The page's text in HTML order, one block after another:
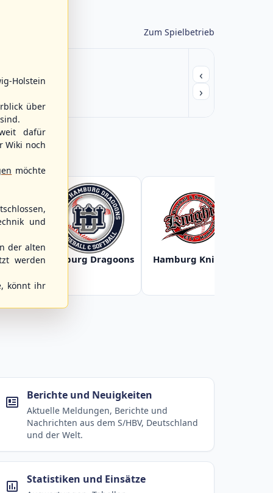
Zum Spielbetrieb
‹
›
Hamburg Dragoons Hamburg Knights
Berichte und Neuigkeiten
Aktuelle Meldungen, Berichte und
Nachrichten aus dem S/HBV, Deutschland
und der Welt.
Statistiken und Einsätze
Holstein
über
dafür
Wiki noch
möchte
und
der alten
werden
könnt ihr